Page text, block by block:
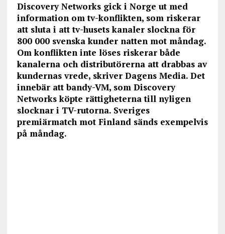
Discovery Networks gick i Norge ut med
information om tv-konflikten, som riskerar
att sluta i att tv-husets kanaler slockna för
800 000 svenska kunder natten mot måndag.
Om konflikten inte löses riskerar både
kanalerna och distributörerna att drabbas av
kundernas vrede, skriver Dagens Media. Det
innebär att bandy-VM, som Discovery
Networks köpte rättigheterna till nyligen
slocknar i TV-rutorna. Sveriges
premiärmatch mot Finland sänds exempelvis
på måndag.